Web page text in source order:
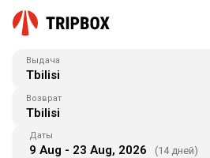
Выдача
Tbilisi
Возврат
Tbilisi
Даты
9 Aug - 23 Aug, 2026 (14 дней)